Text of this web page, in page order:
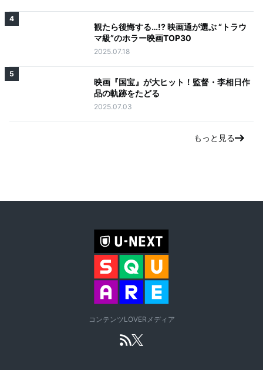
4
観たら後悔する…!? 映画通が選ぶ “トラウ
マ級”のホラー映画TOP30
2025.07.18
5
映画『国宝』が大ヒット！監督・李相日作
品の軌跡をたどる
2025.07.03
もっと見る
コンテンツLOVERメディア